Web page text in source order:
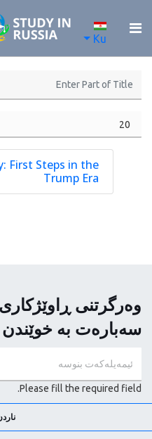
Ku
First Steps in the
Trump Era
وەرگرتنی
سەبارەت بە خوێندن
Please fill the required field.